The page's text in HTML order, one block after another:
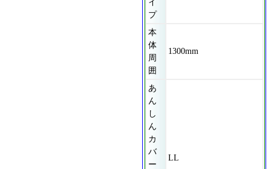
プ
本
体
周
囲
1300mm
あ
ん
し
ん
カ
バ
ー
LL